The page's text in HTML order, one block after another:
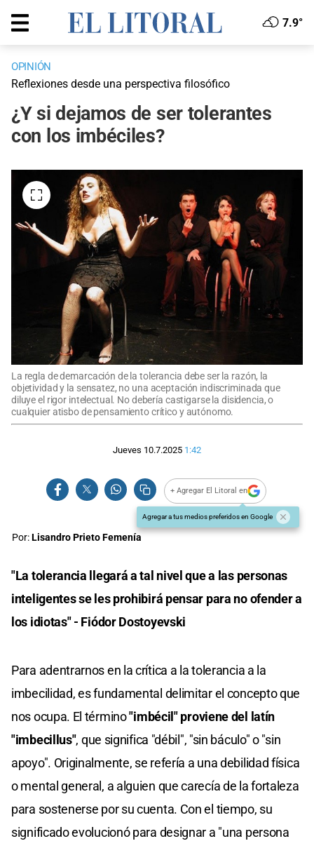
7.9°
OPINIÓN
Reflexiones desde una perspectiva filosófico
¿Y si dejamos de ser tolerantes
con los imbéciles?
La regla de demarcación de la tolerancia debe ser la razón, la
objetividad y la sensatez, no una aceptación indiscriminada que
diluye el rigor intelectual. No debería castigarse la disidencia, o
cualquier atisbo de pensamiento crítico y autónomo.
Jueves 10.7.2025 1:42
+ Agregar El Litoral en
Agregar a tus medios preferidos en Google
Por:Lisandro Prieto Femenía
"La tolerancia llegará a tal nivel que a las personas
inteligentes se les prohibirá pensar para no ofender a
los idiotas" - Fiódor Dostoyevski
Para adentrarnos en la crítica a la tolerancia a la
imbecilidad, es fundamental delimitar el concepto que
nos ocupa. El término"imbécil" proviene del latín
"imbecillus", que significa "débil", "sin báculo" o "sin
apoyo". Originalmente, se refería a una debilidad física
o mental general, a alguien que carecía de la fortaleza
para sostenerse por su cuenta. Con el tiempo, su
significado evolucionó para designar a "una persona